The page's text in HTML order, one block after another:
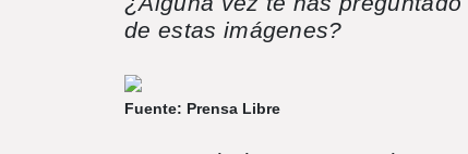
de estas imágenes?
Fuente: Prensa Libre